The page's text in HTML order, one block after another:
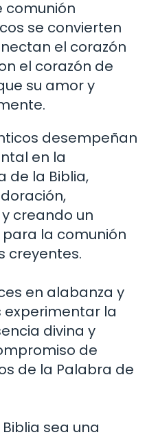
comunión
se convierten
el corazón
el corazón de
su amor y
desempeñan
en la
de la Biblia,
creando un
la comunión
creyentes.
en alabanza y
la
divina y
de
de la Palabra de
sea una